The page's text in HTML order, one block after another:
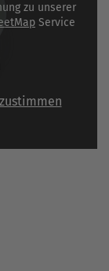
zu unserer
Service